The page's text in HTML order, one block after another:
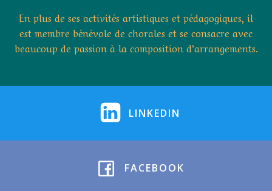
En plus de ses activités artistiques et pédagogiques, il
est membre bénévole de chorales et se consacre avec
beaucoup de passion à la composition d’arrangements.
LINKEDIN
FACEBOOK